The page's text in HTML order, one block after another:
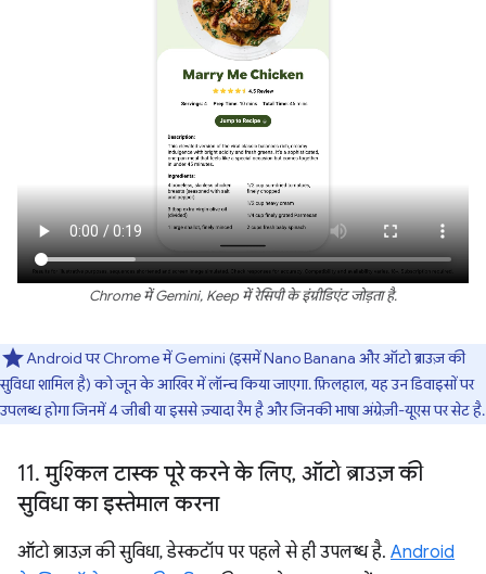
Chrome में Gemini, Keep में रेसिपी के इंग्रीडिएंट जोड़ता है.
Android पर Chrome में Gemini (इसमें Nano Banana और ऑटो ब्राउज़ की
सुविधा शामिल है) को जून के आखिर में लॉन्च किया जाएगा. फ़िलहाल, यह उन डिवाइसों पर
उपलब्ध होगा जिनमें 4 जीबी या इससे ज़्यादा रैम है और जिनकी भाषा अंग्रेज़ी-यूएस पर सेट है.
11. मुश्किल टास्क पूरे करने के लिए, ऑटो ब्राउज़ की
सुविधा का इस्तेमाल करना
ऑटो ब्राउज़ की सुविधा, डेस्कटॉप पर पहले से ही उपलब्ध है. Android